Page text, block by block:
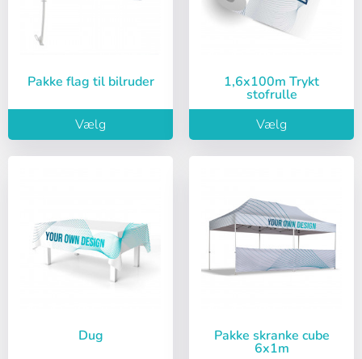
Log ind
Vælg dit sprog
English
Pakke flag til bilruder
Vælg
1,6x100m Trykt
stofrulle
Vælg
Dug Pakke skranke cube
6x1m